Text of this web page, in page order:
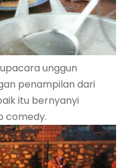
unggun
penampilan dari
itu bernyanyi
comedy.